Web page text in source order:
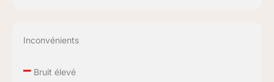
Inconvénients
–Bruit élevé